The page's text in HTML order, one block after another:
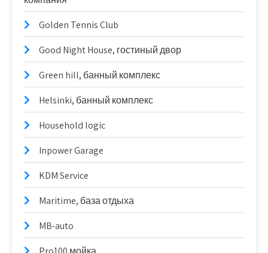
Golden Tennis Club
Good Night House, гостиный двор
Green hill, банный комплекс
Helsinki, банный комплекс
Household logic
Inpower Garage
KDM Service
Maritime, база отдыха
MB-auto